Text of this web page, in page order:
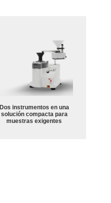
Dos instrumentos en una
solución compacta para
muestras exigentes